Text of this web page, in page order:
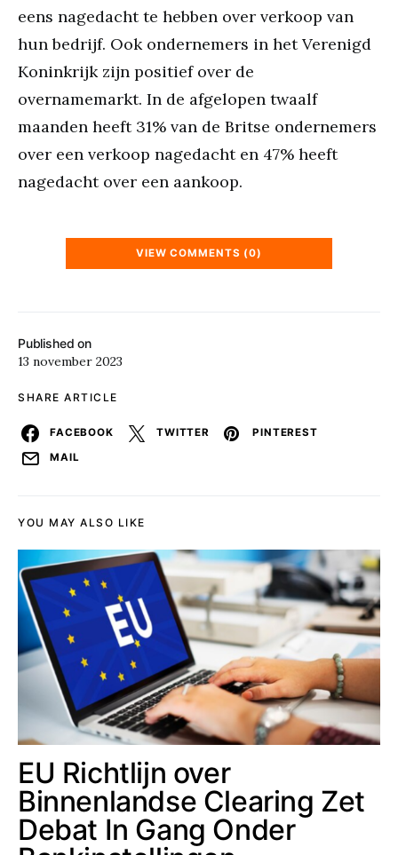
Published on
13 november 2023
SHARE ARTICLE
FACEBOOK TWITTER
PINTEREST
MAIL
eens nagedacht te hebben over verkoop van
hun bedrijf. Ook ondernemers in het Verenigd
Koninkrijk zijn positief over de
overnamemarkt. In de afgelopen twaalf
maanden heeft 31% van de Britse ondernemers
over een verkoop nagedacht en 47% heeft
nagedacht over een aankoop.
VIEW COMMENTS (0)
YOU MAY ALSO LIKE
EU Richtlijn over
Binnenlandse Clearing Zet
Debat In Gang Onder